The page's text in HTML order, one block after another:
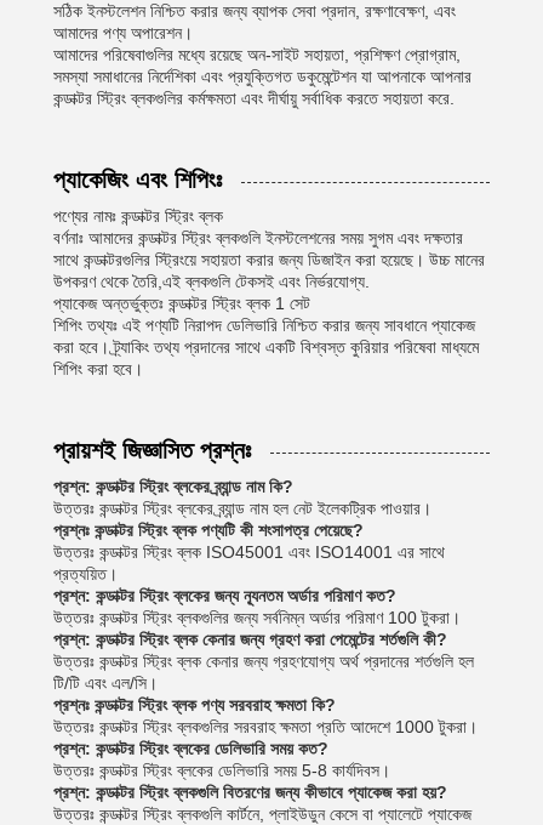
সঠিক ইনস্টলেশন নিশ্চিত করার জন্য ব্যাপক সেবা প্রদান, রক্ষণাবেক্ষণ, এবং
আমাদের পণ্য অপারেশন।
আমাদের পরিষেবাগুলির মধ্যে রয়েছে অন-সাইট সহায়তা, প্রশিক্ষণ প্রোগ্রাম,
সমস্যা সমাধানের নির্দেশিকা এবং প্রযুক্তিগত ডকুমেন্টেশন যা আপনাকে আপনার
কন্ডাক্টর স্ট্রিং ব্লকগুলির কর্মক্ষমতা এবং দীর্ঘায়ু সর্বাধিক করতে সহায়তা করে.
প্যাকেজিং এবং শিপিংঃ
পণ্যের নামঃ কন্ডাক্টর স্ট্রিং ব্লক
বর্ণনাঃ আমাদের কন্ডাক্টর স্ট্রিং ব্লকগুলি ইনস্টলেশনের সময় সুগম এবং দক্ষতার
সাথে কন্ডাক্টরগুলির স্ট্রিংয়ে সহায়তা করার জন্য ডিজাইন করা হয়েছে। উচ্চ মানের
উপকরণ থেকে তৈরি,এই ব্লকগুলি টেকসই এবং নির্ভরযোগ্য.
প্যাকেজ অন্তর্ভুক্তঃ কন্ডাক্টর স্ট্রিং ব্লক 1 সেট
শিপিং তথ্যঃ এই পণ্যটি নিরাপদ ডেলিভারি নিশ্চিত করার জন্য সাবধানে প্যাকেজ
করা হবে। ট্র্যাকিং তথ্য প্রদানের সাথে একটি বিশ্বস্ত কুরিয়ার পরিষেবা মাধ্যমে
শিপিং করা হবে।
প্রায়শই জিজ্ঞাসিত প্রশ্নঃ
প্রশ্ন: কন্ডাক্টর স্ট্রিং ব্লকের ব্র্যান্ড নাম কি?
উত্তরঃ কন্ডাক্টর স্ট্রিং ব্লকের ব্র্যান্ড নাম হল নেট ইলেকট্রিক পাওয়ার।
প্রশ্নঃ কন্ডাক্টর স্ট্রিং ব্লক পণ্যটি কী শংসাপত্র পেয়েছে?
উত্তরঃ কন্ডাক্টর স্ট্রিং ব্লক ISO45001 এবং ISO14001 এর সাথে
প্রত্যয়িত।
প্রশ্ন: কন্ডাক্টর স্ট্রিং ব্লকের জন্য ন্যূনতম অর্ডার পরিমাণ কত?
উত্তরঃ কন্ডাক্টর স্ট্রিং ব্লকগুলির জন্য সর্বনিম্ন অর্ডার পরিমাণ 100 টুকরা।
প্রশ্ন: কন্ডাক্টর স্ট্রিং ব্লক কেনার জন্য গ্রহণ করা পেমেন্টের শর্তগুলি কী?
উত্তরঃ কন্ডাক্টর স্ট্রিং ব্লক কেনার জন্য গ্রহণযোগ্য অর্থ প্রদানের শর্তগুলি হল
টি/টি এবং এল/সি।
প্রশ্নঃ কন্ডাক্টর স্ট্রিং ব্লক পণ্য সরবরাহ ক্ষমতা কি?
উত্তরঃ কন্ডাক্টর স্ট্রিং ব্লকগুলির সরবরাহ ক্ষমতা প্রতি আদেশে 1000 টুকরা।
প্রশ্ন: কন্ডাক্টর স্ট্রিং ব্লকের ডেলিভারি সময় কত?
উত্তরঃ কন্ডাক্টর স্ট্রিং ব্লকের ডেলিভারি সময় 5-8 কার্যদিবস।
প্রশ্ন: কন্ডাক্টর স্ট্রিং ব্লকগুলি বিতরণের জন্য কীভাবে প্যাকেজ করা হয়?
উত্তরঃ কন্ডাক্টর স্ট্রিং ব্লকগুলি কার্টনে, প্লাইউডুন কেসে বা প্যালেটে প্যাকেজ